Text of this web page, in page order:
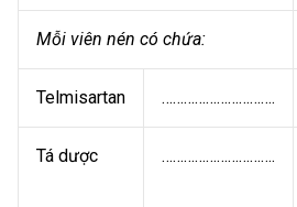
Mỗi viên nén có chứa:
Telmisartan ………………………….
Tá dược ………………………….